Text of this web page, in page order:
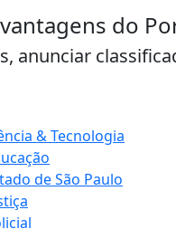
do
anunciar
& Tecnologia
de São Paulo